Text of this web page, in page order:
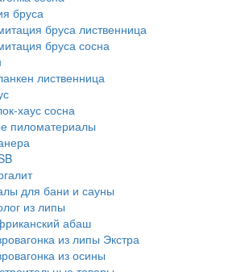
бруса
бруса лиственница
бруса сосна
лиственница
хаус сосна
пиломатериалы
для бани и сауны
из липы
абаш
из липы Экстра
из осины